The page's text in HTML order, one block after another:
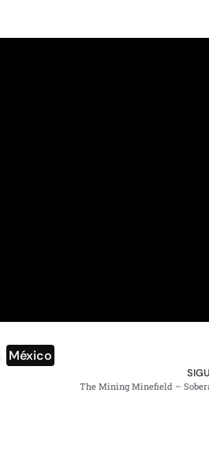
México
The Mining Minefield –